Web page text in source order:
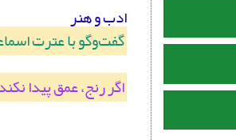
ادب و هنر
گفت‌وگو با عترت
اگر رنج، عمق پیدا